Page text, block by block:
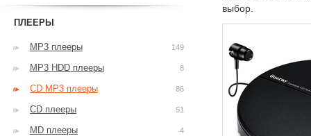
выбор.
ПЛЕЕРЫ
MP3 плееры 149
MP3 HDD плееры 8
CD MP3 плееры 86
CD плееры 51
MD плееры 4